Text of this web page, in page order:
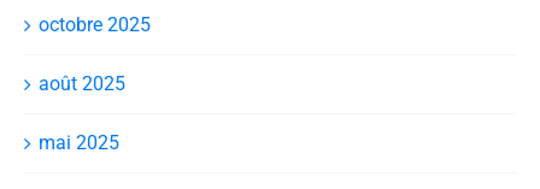
octobre 2025
août 2025
mai 2025